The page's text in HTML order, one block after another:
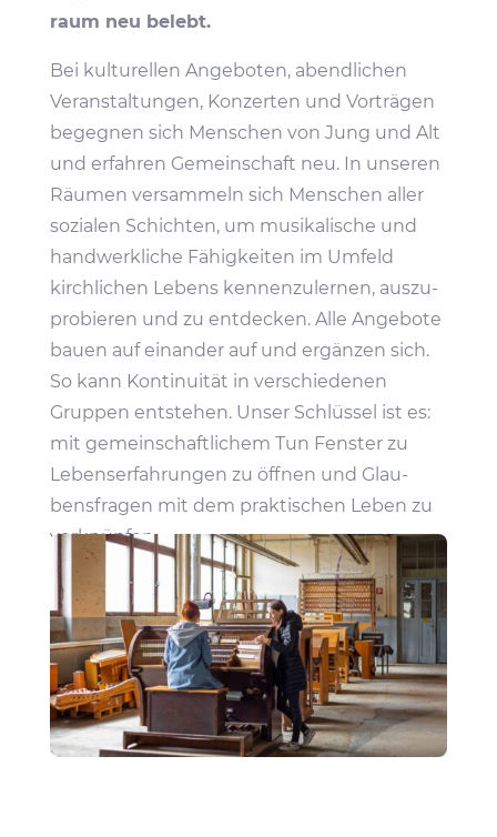
raum neu belebt.
Bei kultu­rellen Ange­boten, abend­li­chen
Veran­stal­tungen, Konzerten und Vorträgen
begegnen sich Menschen von Jung und Alt
und erfahren Gemein­schaft neu. In unseren
Räumen versam­meln sich Menschen aller
sozialen Schichten, um musi­ka­li­sche und
hand­werk­liche Fähig­keiten im Umfeld
kirch­li­chen Lebens kennen­zu­lernen, auszu­
pro­bieren und zu entde­cken. Alle Ange­bote
bauen auf einander auf und ergänzen sich.
So kann Konti­nuität in verschie­denen
Gruppen entstehen. Unser Schlüssel ist es:
mit gemein­schaft­li­chem Tun Fenster zu
Lebens­er­fah­rungen zu öffnen und Glau­
bens­fragen mit dem prak­ti­schen Leben zu
verknüpfen.